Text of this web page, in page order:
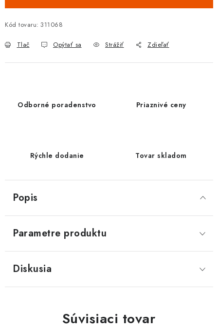
Kód tovaru: 311068
Tlač Opýtať sa Strážiť Zdieľať
Odborné poradenstvo Priaznivé ceny
Rýchle dodanie Tovar skladom
Popis
Parametre produktu
Diskusia
Súvisiaci tovar